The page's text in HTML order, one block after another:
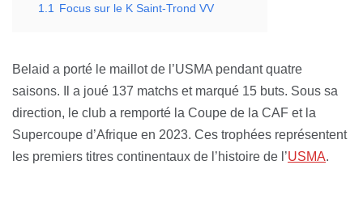
1.1 Focus sur le K Saint-Trond VV
Belaid a porté le maillot de l’USMA pendant quatre
saisons. Il a joué 137 matchs et marqué 15 buts. Sous sa
direction, le club a remporté la Coupe de la CAF et la
Supercoupe d’Afrique en 2023. Ces trophées représentent
les premiers titres continentaux de l’histoire de l’USMA.